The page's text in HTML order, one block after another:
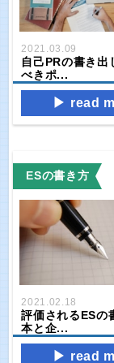
2021.03.09
自己PRの書き出
べきポ...
read
ESの書き方
2021.02.18
評価されるESの
本と企...
read